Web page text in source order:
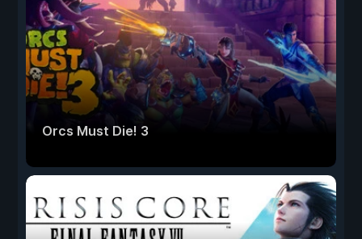
Orcs Must Die! 3